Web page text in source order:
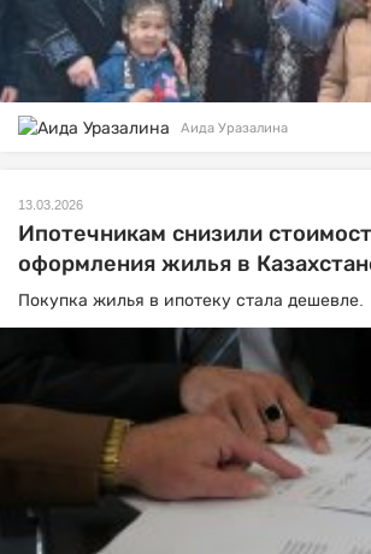
Аида Уразалина
13.03.2026
Ипотечникам снизили
оформления жилья в
Покупка жилья в ипотеку стала дешевле.